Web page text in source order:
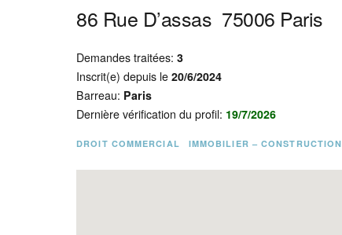
86 Rue D’assas 75006 Paris
Demandes traitées:3
Inscrit(e) depuis le20/6/2024
Barreau: Paris
Dernière vérification du profil: 19/7/2026
DROIT COMMERCIAL IMMOBILIER – CONSTRUCTION